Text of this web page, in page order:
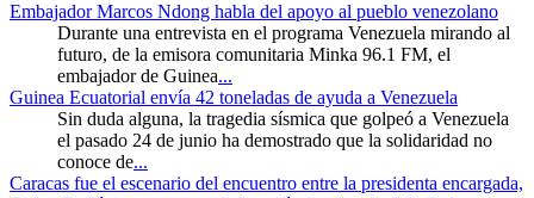
Embajador Marcos Ndong habla del apoyo al pueblo venezolano
Durante una entrevista en el programa Venezuela mirando al
futuro, de la emisora comunitaria Minka 96.1 FM, el
embajador de Guinea...
Guinea Ecuatorial envía 42 toneladas de ayuda a Venezuela
Sin duda alguna, la tragedia sísmica que golpeó a Venezuela
el pasado 24 de junio ha demostrado que la solidaridad no
conoce de...
Caracas fue el escenario del encuentro entre la presidenta encargada,